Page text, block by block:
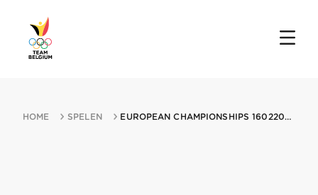
HOME SPELEN EUROPEAN CHAMPIONSHIPS 16022020 SIGULDA